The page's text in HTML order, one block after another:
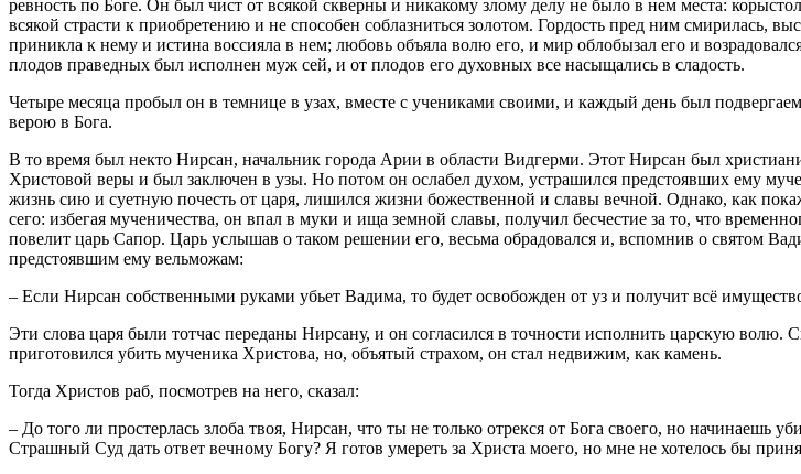
ревность по Боге. Он был чист от всякой скверны и никакому злому делу не было в нем места:
всякой страсти к приобретению и не способен соблазниться золотом. Гордость пред ним смирилась,
приникла к нему и истина воссияла в нем; любовь объяла волю его, и мир облобызал его и
плодов праведных был исполнен муж сей, и от плодов его духовных все насыщались в сладость.
Четыре месяца пробыл он в темнице в узах, вместе с учениками своими, и каждый день был
верою в Бога.
В то время был некто Нирсан, начальник города Арии в области Видгерми. Этот Нирсан был
Христовой веры и был заключен в узы. Но потом он ослабел духом, устрашился предстоявших ему
жизнь сию и суетную почесть от царя, лишился жизни божественной и славы вечной. Однако, как
сего: избегая мученичества, он впал в муки и ища земной славы, получил бесчестие за то, что
повелит царь Сапор. Царь услышав о таком решении его, весьма обрадовался и, вспомнив о святом
предстоявшим ему вельможам:
– Если Нирсан собственными руками убьет Вадима, то будет освобожден от уз и получит всё
Эти слова царя были тотчас переданы Нирсану, и он согласился в точности исполнить царскую
приготовился убить мученика Христова, но, объятый страхом, он стал недвижим, как камень.
Тогда Христов раб, посмотрев на него, сказал:
– До того ли простерлась злоба твоя, Нирсан, что ты не только отрекся от Бога своего, но начинаешь
Страшный Суд дать ответ вечному Богу? Я готов умереть за Христа моего, но мне не хотелось бы